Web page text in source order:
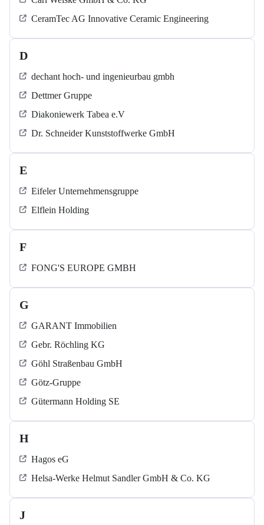
CeramTec AG Innovative Ceramic Engineering
D
dechant hoch- und ingenieurbau gmbh
Dettmer Gruppe
Diakoniewerk Tabea e.V
Dr. Schneider Kunststoffwerke GmbH
E
Eifeler Unternehmensgruppe
Elflein Holding
F
FONG'S EUROPE GMBH
G
GARANT Immobilien
Gebr. Röchling KG
Göhl Straßenbau GmbH
Götz-Gruppe
Gütermann Holding SE
H
Hagos eG
Helsa-Werke Helmut Sandler GmbH & Co. KG
J